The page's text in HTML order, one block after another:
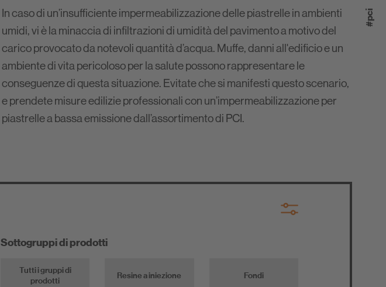
In caso di un’insufficiente impermeabilizzazione delle piastrelle in ambienti
umidi, vi è la minaccia di infiltrazioni di umidità del pavimento a motivo del
carico provocato da notevoli quantità d’acqua. Muffe, danni all'edificio e un
ambiente di vita pericoloso per la salute possono rappresentare le
conseguenze di questa situazione. Evitate che si manifesti questo scenario,
e prendete misure edilizie professionali con un’impermeabilizzazione per
piastrelle a bassa emissione dall’assortimento di PCI.
Sottogruppi di prodotti
Tutti i gruppi di
prodotti
Resine a iniezione Fondi
#pci